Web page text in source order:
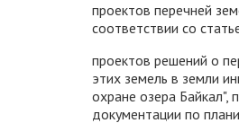
проектов перечней
соответствии со
проектов решений о
этих земель в земли
охране озера Байкал",
документации по